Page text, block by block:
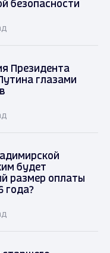
безопасности
Президента
глазами
будет
размер оплаты
года?